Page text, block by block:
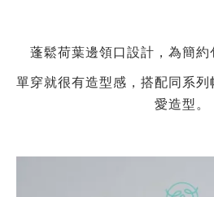
蓬鬆荷葉邊領口設計，為簡約
單穿就很有造型感，搭配同系
愛造型。